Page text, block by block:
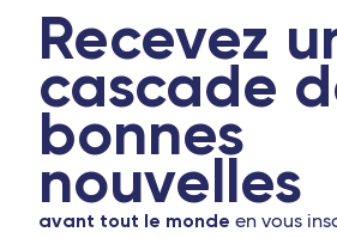
Recevez
cascade
bonnes
nouvelles
avant tout le monde en vous